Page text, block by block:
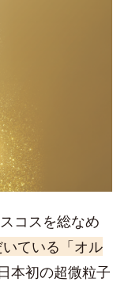
コスを総なめ
ている「オル
本初の超微粒子